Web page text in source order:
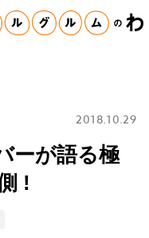
ーが語る極
!
2018.10.29